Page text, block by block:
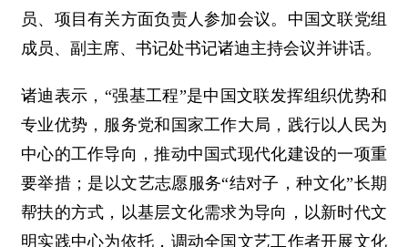
员、项目有关方面负责人参加会议。中国文联党组
成员、副主席、书记处书记诸迪主持会议并讲话。
诸迪表示，“强基工程”是中国文联发挥组织优势和
专业优势，服务党和国家工作大局，践行以人民为
中心的工作导向，推动中国式现代化建设的一项重
要举措；是以文艺志愿服务“结对子，种文化”长期
帮扶的方式，以基层文化需求为导向，以新时代文
明实践中心为依托，调动全国文艺工作者开展文化